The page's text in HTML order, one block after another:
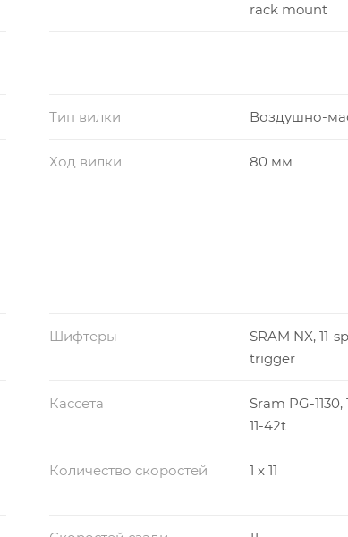
rack mount
Тип вилки Воздушно-
Ход вилки 80 мм
Шифтеры
SRAM NX, 11-
trigger
Кассета
Sram PG-1130,
11-42t
Количество скоростей 1 x 11